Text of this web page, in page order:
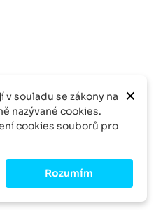
×
souladu se zákony na
nazývané cookies.
cookies souborů pro
Rozumím